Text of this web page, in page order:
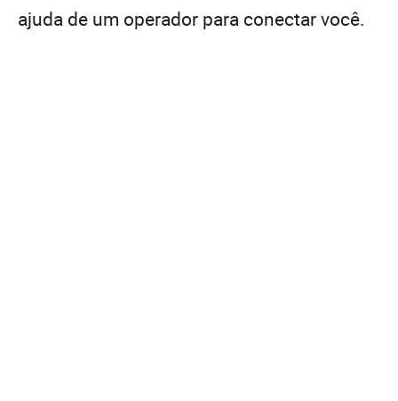
ajuda de um operador para conectar você.